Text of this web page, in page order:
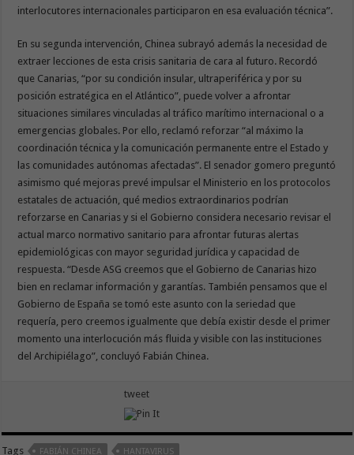
interlocutores internacionales participaron en esa evaluación técnica”.
En su segunda intervención, Chinea subrayó además la necesidad de
extraer lecciones de esta crisis sanitaria de cara al futuro. Recordó
que Canarias, “por su condición insular, ultraperiférica y por su
posición estratégica en el Atlántico”, puede volver a afrontar
situaciones similares vinculadas al tráfico marítimo internacional o a
emergencias globales. Por ello, reclamó reforzar “al máximo la
coordinación técnica y la comunicación permanente entre el Estado y
las comunidades autónomas afectadas”. El senador gomero preguntó
asimismo qué mejoras prevé impulsar el Ministerio en los protocolos
estatales de actuación, qué medios extraordinarios podrían
reforzarse en Canarias y si el Gobierno considera necesario revisar el
actual marco normativo sanitario para afrontar futuras alertas
epidemiológicas con mayor seguridad jurídica y capacidad de
respuesta. “Desde ASG creemos que el Gobierno de Canarias hizo
bien en reclamar información y garantías. También pensamos que el
Gobierno de España se tomó este asunto con la seriedad que
requería, pero creemos igualmente que debía existir desde el primer
momento una interlocución más fluida y visible con las instituciones
del Archipiélago”, concluyó Fabián Chinea.
tweet
Tags FABIÁN CHINEA HANTAVIRUS